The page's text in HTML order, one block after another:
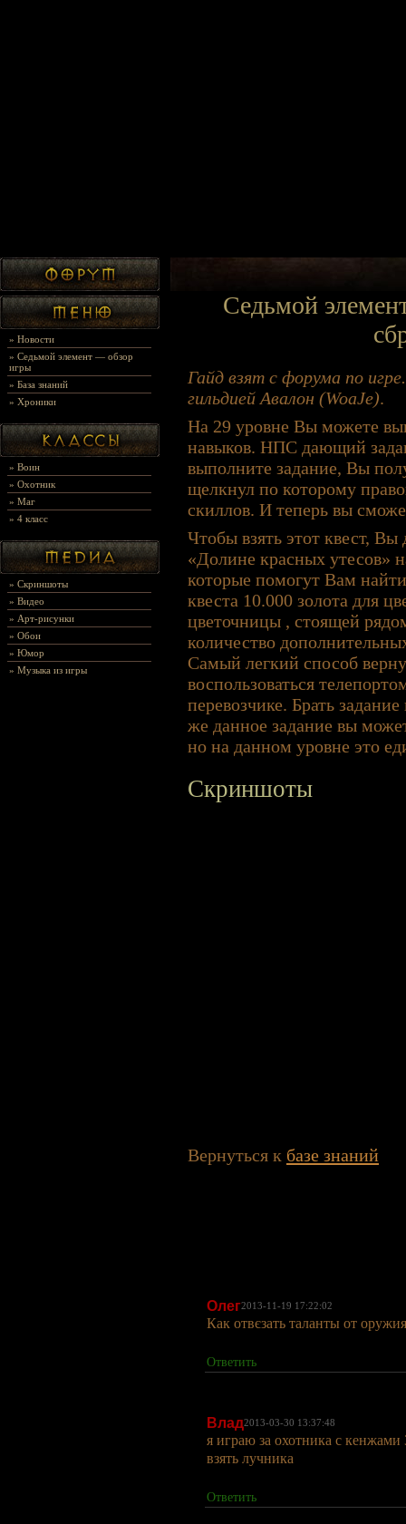
» Новости
» Седьмой элемент — обзор
игры
» База знаний
» Хроники
» Воин
» Охотник
» Маг
» 4 класс
» Скриншоты
» Видео
» Арт-рисунки
» Обои
» Юмор
» Музыка из игры
Седьмой
Гайд взят с форума по
гильдией Авалон (WoaJe).
На 29 уровне Вы можете
навыков. НПС дающий
выполните задание, Вы
щелкнул по которому
скиллов. И теперь вы
Чтобы взять этот квест,
«Долине красных утесов»
которые помогут Вам
квеста 10.000 золота для
цветочницы , стоящей
количество
Самый легкий способ
воспользоваться
перевозчике. Брать
же данное задание вы
но на данном уровне это
Скриншоты
Вернуться к базе знаний
Олег2013-11-19 17:22:02
Как отвєзать таланты от
Ответить
Влад2013-03-30 13:37:48
я играю за охотника с
взять лучника
Ответить